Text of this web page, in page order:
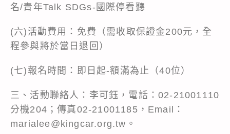
名/青年Talk SDGs-國際停看聽
(六)活動費用：免費（需收取保證金200元，全
程參與將於當日退回）
(七)報名時間：即日起-額滿為止（40位）
三、活動聯絡人：李可鈺，電話：02-21001110
分機204；傳真02-21001185，Email：
marialee@kingcar.org.tw。